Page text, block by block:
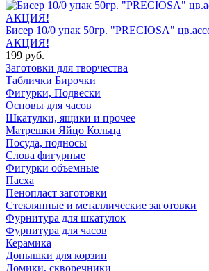
Бисер 10/0 упак 50гр. "PRECIOSA"
АКЦИЯ!
199 руб.
Заготовки для творчества
Таблички Бирочки
Фигурки, Подвески
Основы для часов
Шкатулки, ящики и прочее
Матрешки Яйцо Кольца
Посуда, подносы
Слова фигурные
Фигурки объемные
Пасха
Пенопласт заготовки
Стеклянные и металлические заготовки
Фурнитура для шкатулок
Фурнитура для часов
Керамика
Донышки для корзин
Домики, скворечники